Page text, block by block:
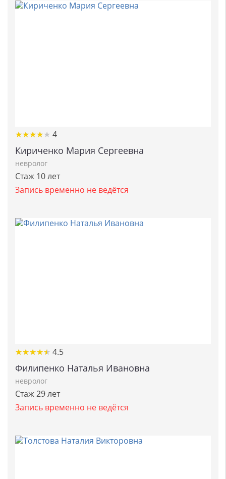
★★★★★
★★★★★ 4
Кириченко Мария Сергеевна
невролог
Стаж 10 лет
Запись временно не ведётся
★★★★★
★★★★★ 4.5
Филипенко Наталья Ивановна
невролог
Стаж 29 лет
Запись временно не ведётся